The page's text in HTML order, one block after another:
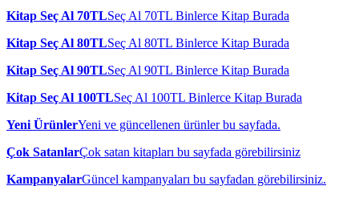
Kitap Seç Al 70TLSeç Al 70TL Binlerce Kitap Burada
Kitap Seç Al 80TLSeç Al 80TL Binlerce Kitap Burada
Kitap Seç Al 90TLSeç Al 90TL Binlerce Kitap Burada
Kitap Seç Al 100TLSeç Al 100TL Binlerce Kitap Burada
Yeni ÜrünlerYeni ve güncellenen ürünler bu sayfada.
Çok SatanlarÇok satan kitapları bu sayfada görebilirsiniz
KampanyalarGüncel kampanyaları bu sayfadan görebilirsiniz.